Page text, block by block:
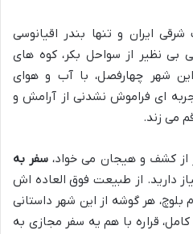
ایران و تنها بندر اقیانوسی
بی نظیر از سواحل بکر، کوه های
شهر چهارفصل، با آب و هوای
ای فراموش نشدنی از آرامش و
می زند.
از کشف و هیجان می خواد، سفر به
دارید. از طبیعت فوق العاده اش
بلوچ، هر گوشه از این شهر داستانی
کامل، قراره با هم یه سفر مجازی به